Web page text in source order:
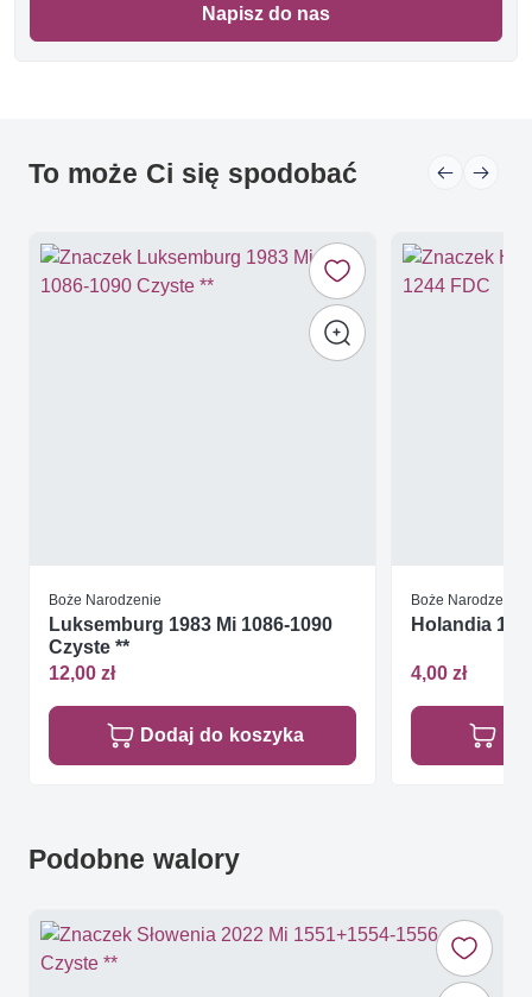
Napisz do nas
To może Ci się spodobać
Boże Narodzenie
Luksemburg 1983 Mi 1086-1090
Czyste **
12,00 zł
Dodaj do koszyka
Boże Narodzenie
Holandia
4,00 zł
Podobne walory